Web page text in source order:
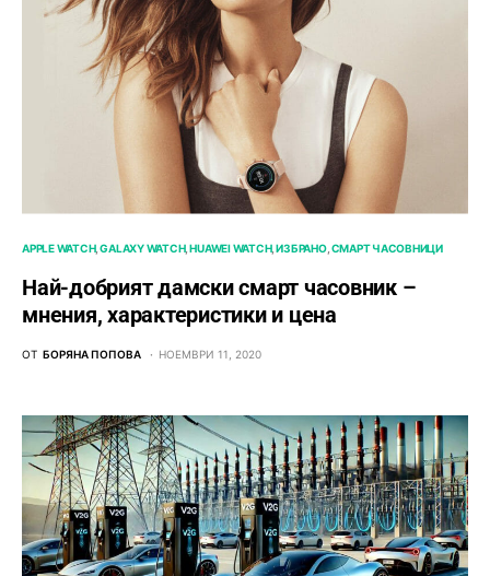
APPLE WATCH GALAXY WATCH HUAWEI WATCH ИЗБРАНО СМАРТ ЧАСОВНИЦИ
Най-добрият дамски смарт часовник –
мнения, характеристики и цена
ОТ БОРЯНА ПОПОВА НОЕМВРИ 11, 2020